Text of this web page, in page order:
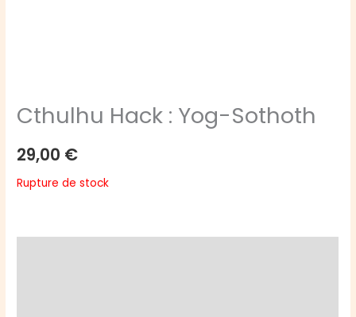
Cthulhu Hack : Yog-Sothoth
29,00 €
Rupture de stock